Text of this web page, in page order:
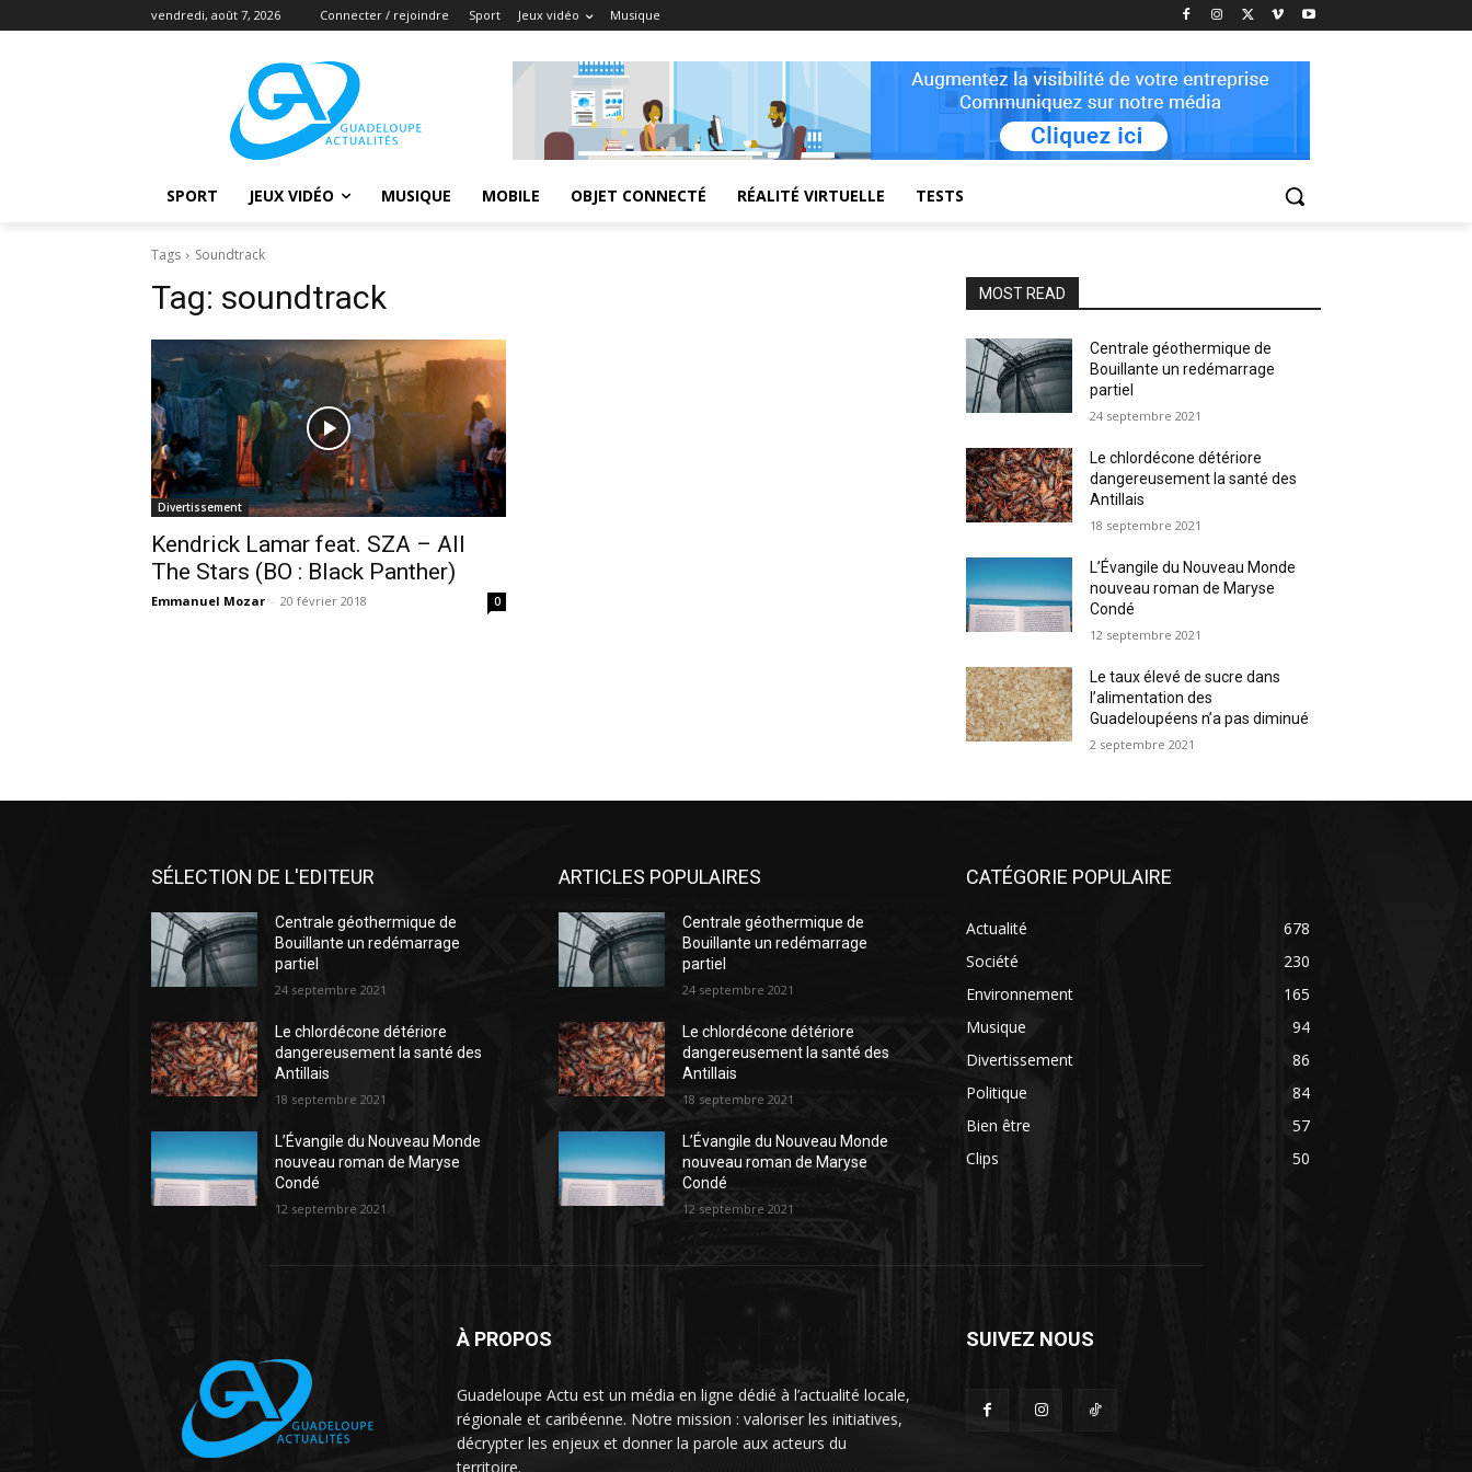
vendredi, août 7, 2026 Connecter / rejoindre Sport Jeux vidéo Musique
SPORT JEUX VIDÉO MUSIQUE MOBILE OBJET CONNECTÉ RÉALITÉ VIRTUELLE TESTS
Tags Soundtrack
Tag: soundtrack
Divertissement
Kendrick Lamar feat. SZA – All
The Stars (BO : Black Panther)
Emmanuel Mozar - 20 février 2018 0
MOST READ
Centrale géothermique de
Bouillante un redémarrage
partiel
24 septembre 2021
Le chlordécone détériore
dangereusement la santé des
Antillais
18 septembre 2021
L’Évangile du Nouveau Monde
nouveau roman de Maryse
Condé
12 septembre 2021
Le taux élevé de sucre dans
l’alimentation des
Guadeloupéens n’a pas diminué
2 septembre 2021
SÉLECTION DE L'EDITEUR
Centrale géothermique de
Bouillante un redémarrage
partiel
24 septembre 2021
Le chlordécone détériore
dangereusement la santé des
Antillais
18 septembre 2021
L’Évangile du Nouveau Monde
nouveau roman de Maryse
Condé
12 septembre 2021
ARTICLES POPULAIRES
Centrale géothermique de
Bouillante un redémarrage
partiel
24 septembre 2021
Le chlordécone détériore
dangereusement la santé des
Antillais
18 septembre 2021
L’Évangile du Nouveau Monde
nouveau roman de Maryse
Condé
12 septembre 2021
CATÉGORIE POPULAIRE
Actualité
678
Société
230
Environnement
165
Musique
94
Divertissement
86
Politique
84
Bien être
57
Clips
50
À PROPOS
Guadeloupe Actu est un média en ligne dédié à l’actualité locale,
régionale et caribéenne. Notre mission : valoriser les initiatives,
décrypter les enjeux et donner la parole aux acteurs du
territoire.
SUIVEZ NOUS